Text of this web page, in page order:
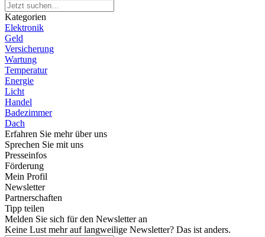
Kategorien
Elektronik
Geld
Versicherung
Wartung
Temperatur
Energie
Licht
Handel
Badezimmer
Dach
Erfahren Sie mehr über uns
Sprechen Sie mit uns
Presseinfos
Förderung
Mein Profil
Newsletter
Partnerschaften
Tipp teilen
Melden Sie sich für den Newsletter an
Keine Lust mehr auf langweilige Newsletter? Das ist anders.